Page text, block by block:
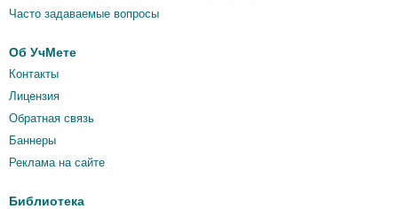
Часто задаваемые вопросы
Об УчМете
Контакты
Лицензия
Обратная связь
Баннеры
Реклама на сайте
Библиотека